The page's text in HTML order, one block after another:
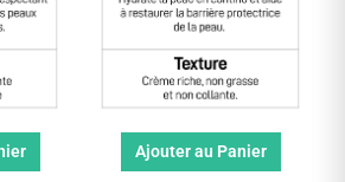
Ajouter au Panier